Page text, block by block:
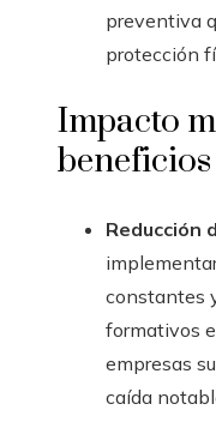
preventiva
protección
Impacto
beneficios
Reducción
constantes
formativos
empresas
caída